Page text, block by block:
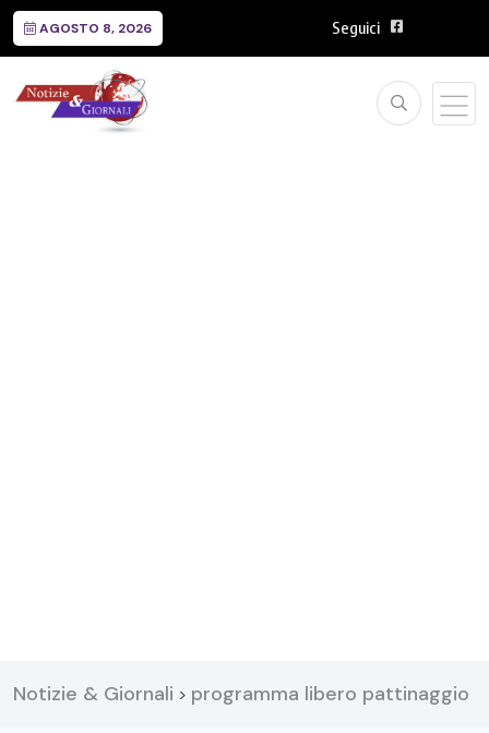
AGOSTO 8, 2026 Seguici
Notizie & Giornali > programma libero pattinaggio